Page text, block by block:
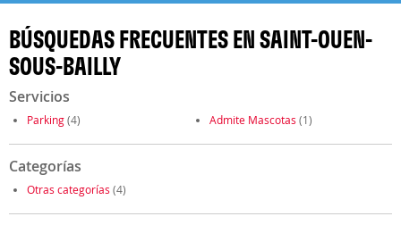
BÚSQUEDAS FRECUENTES EN SAINT-OUEN-
SOUS-BAILLY
Servicios
Parking(4) Admite Mascotas (1)
Categorías
Otras categorías (4)